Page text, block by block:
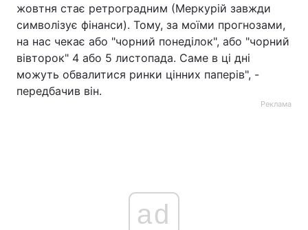
жовтня стає ретроградним (Меркурій завжди
символізує фінанси). Тому, за моїми прогнозами,
на нас чекає або "чорний понеділок", або "чорний
вівторок" 4 або 5 листопада. Саме в ці дні
можуть обвалитися ринки цінних паперів", -
передбачив він.
Реклама
ad